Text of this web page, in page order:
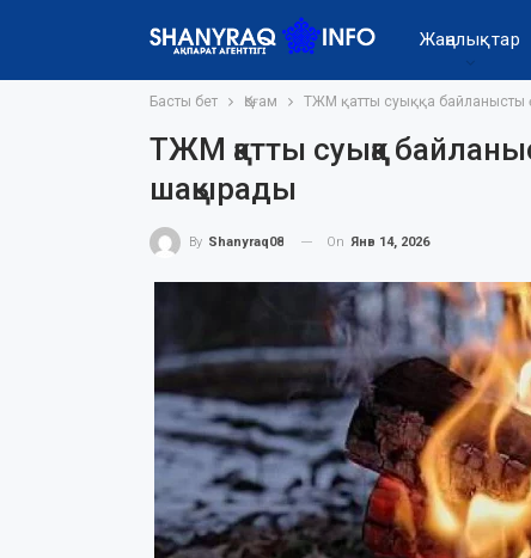
Жаңалықтар
Басты бет Қоғам ТЖМ қатты суыққа байланысты
ТЖМ қатты суыққа
шақырады
By Shanyraq08 On Янв 14, 2026